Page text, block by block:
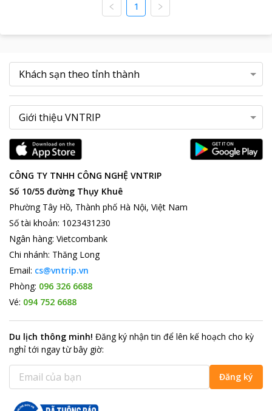
1
CÔNG TY TNHH CÔNG NGHỆ VNTRIP
Số 10/55 đường Thụy Khuê
Phường Tây Hồ, Thành phố Hà Nội, Việt Nam
Số tài khoản: 1023431230
Ngân hàng: Vietcombank
Chi nhánh: Thăng Long
Email: cs@vntrip.vn
Phòng: 096 326 6688
Vé: 094 752 6688
Du lịch thông minh! Đăng ký nhận tin để lên kế hoạch cho kỳ
nghỉ tới ngay từ bây giờ:
Đăng ký